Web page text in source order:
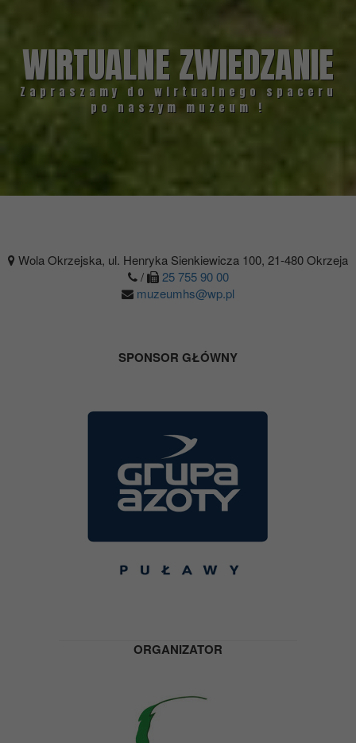
WIRTUALNE ZWIEDZANIE
Zapraszamy do wirtualnego spaceru
po naszym muzeum !
Wola Okrzejska, ul. Henryka Sienkiewicza 100, 21-480 Okrzeja
/
25 755 90 00
muzeumhs@wp.pl
SPONSOR GŁÓWNY
ORGANIZATOR